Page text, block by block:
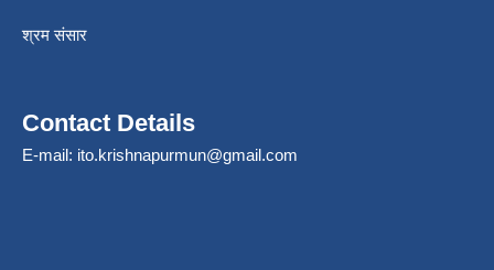
श्रम संसार
Contact Details
E-mail: ito.krishnapurmun@gmail.com